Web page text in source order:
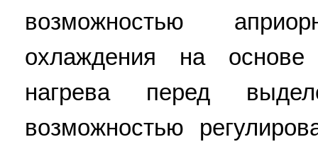
возможностью
охлаждения на основе
нагрева перед
возможностью